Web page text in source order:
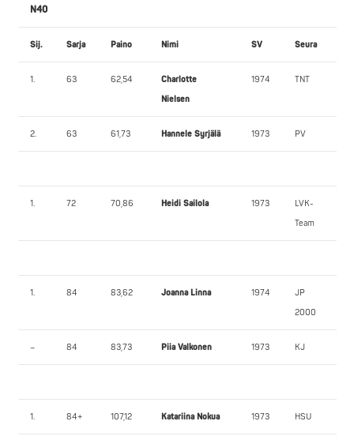
N40
Sij. Sarja Paino Nimi SV Seura
1. 63 62,54
Charlotte
Nielsen
1974 TNT
2. 63 61,73 Hannele Syrjälä 1973 PV
1. 72 70,86 Heidi Sailola 1973
LVK-
Team
1. 84 83,62 Joanna Linna 1974
JP
2000
– 84 83,73 Piia Valkonen 1973 KJ
1. 84+ 107,12 Katariina Nokua 1973 HSU